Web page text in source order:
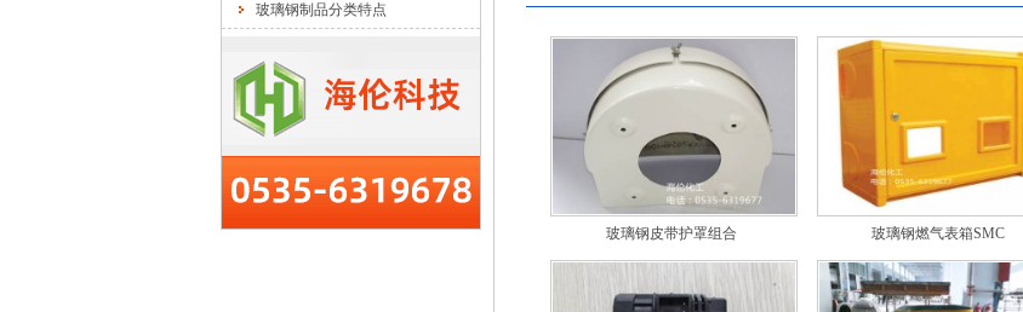
玻璃钢制品分类特点
玻璃钢皮带护罩组合 玻璃钢燃气表箱SMC